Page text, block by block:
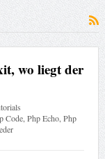
wo liegt der
Code, Php Echo, Php